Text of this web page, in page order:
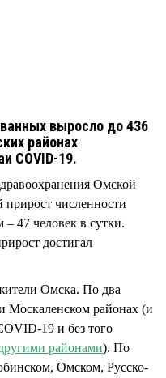
выросло до 436
районах
COVID-19.
Омской
прирост численности
47 человек в сутки.
достигал
Омска. По два
Москаленском районах (и
19 и без того
районами). По
Омском, Русско-